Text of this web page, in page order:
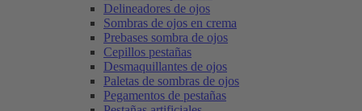
Delineadores de ojos
Sombras de ojos en crema
Prebases sombra de ojos
Cepillos pestañas
Desmaquillantes de ojos
Paletas de sombras de ojos
Pegamentos de pestañas